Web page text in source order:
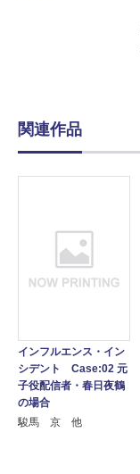
関連作品
インフルエンス・イン
シデント Case:02 元
子役配信者・春日夜鶴
の場合
駿馬 京 他